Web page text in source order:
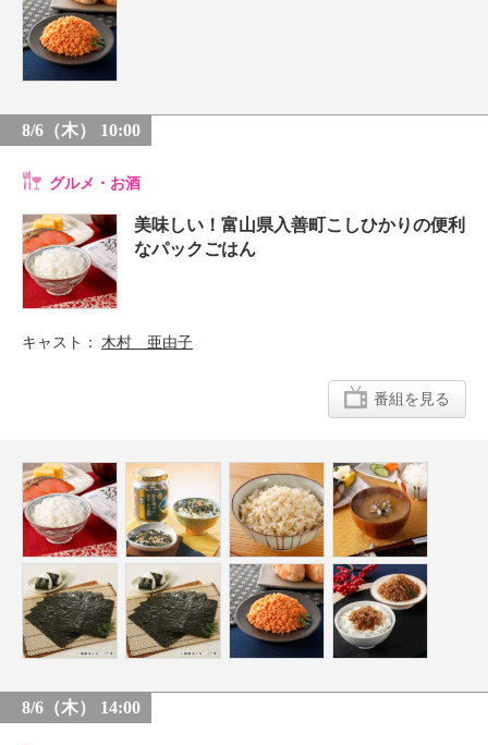
8/6（木） 10:00
グルメ・お酒
美味しい！富山県入善町こしひかりの便利
なパックごはん
キャスト 木村 亜由子
番組を見る
8/6（木） 14:00